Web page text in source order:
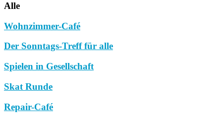
Alle
Wohnzimmer-Café
Der Sonntags-Treff für alle
Spielen in Gesellschaft
Skat Runde
Repair-Café